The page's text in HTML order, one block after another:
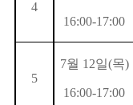
4
16:00-17:00
5
7월 12일(목)
16:00-17:00